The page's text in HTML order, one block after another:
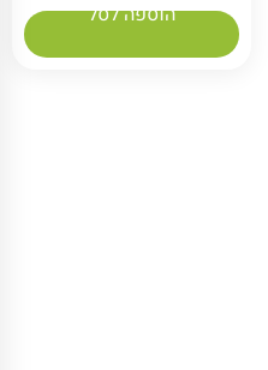
הוספה לסל